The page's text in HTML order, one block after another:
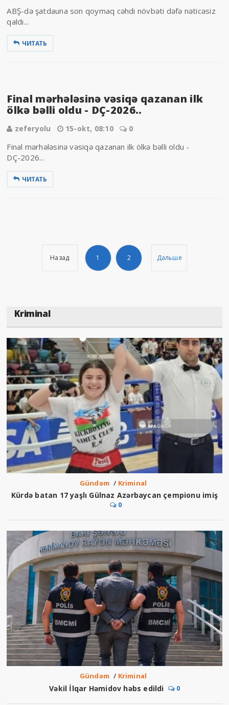
ABŞ-də şatdauna son qoymaq cəhdi növbəti dəfə nəticəsiz
qaldı...
ЧИТАТЬ
Final mərhələsinə vəsiqə qazanan ilk
ölkə bəlli oldu - DÇ-2026..
zeferyolu 15-okt, 08:10 0
Final mərhələsinə vəsiqə qazanan ilk ölkə bəlli oldu -
DÇ-2026...
ЧИТАТЬ
Назад 1 2 Дальше
Kriminal
Gündəm / Kriminal
Kürdə batan 17 yaşlı Gülnaz Azərbaycan çempionu imiş
0
Gündəm / Kriminal
Vəkil İlqar Həmidov həbs edildi 0